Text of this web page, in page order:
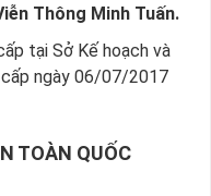
Thông Minh Tuấn.
tại Sở Kế hoạch và
ngày 06/07/2017
TOÀN QUỐC